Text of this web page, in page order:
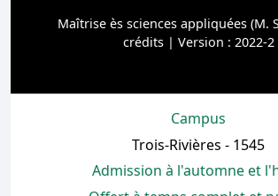
Maîtrise ès sciences appliquées (M.
crédits | Version : 2022-2
Campus
Trois-Rivières - 1545
Admission à l'automne et